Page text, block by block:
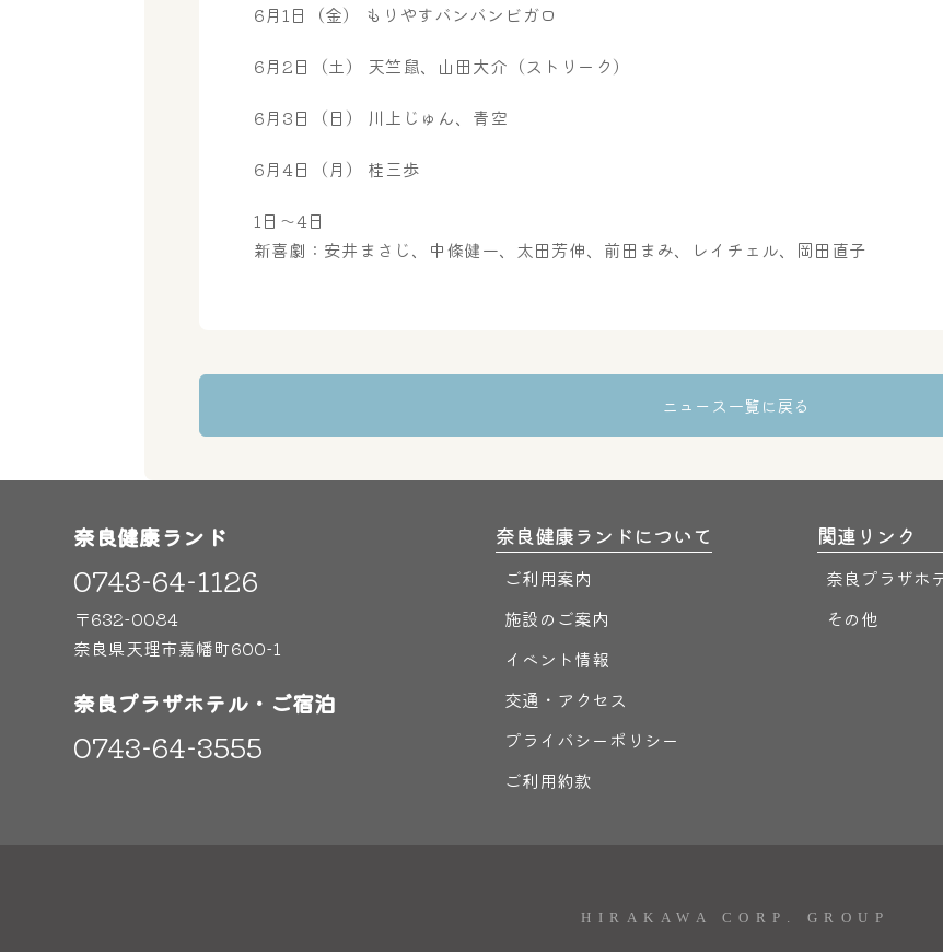
6月1日（金） もりやすバンバンビガロ
6月2日（土） 天竺鼠、山田大介（ストリーク）
6月3日（日） 川上じゅん、青空
6月4日（月） 桂三歩
1日～4日
新喜劇：安井まさじ、中條健一、太田芳伸、前田まみ、レイチェル、岡田直子
ニュース一覧に戻る
奈良健康ランド
0743-64-1126
〒632-0084
奈良県天理市嘉幡町600-1
奈良プラザホテル・ご宿泊
0743-64-3555
奈良健康ランドについて
ご利用案内
施設のご案内
イベント情報
交通・アクセス
プライバシーポリシー
ご利用約款
関連リンク
奈良プラザホ
その他
HIRAKAWA CORP. GROUP